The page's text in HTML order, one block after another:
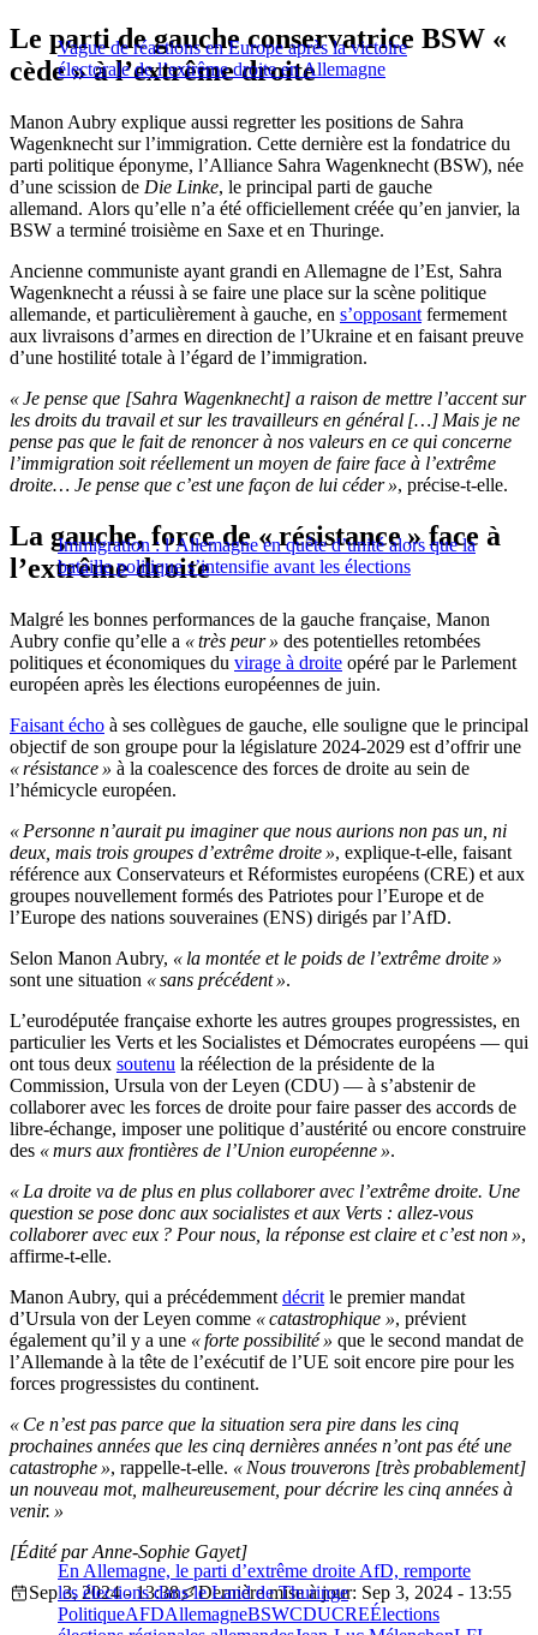
Vague de réactions en Europe après la victoire
électorale de l’extrême droite en Allemagne
Le parti de gauche conservatrice BSW «
cède » à l’extrême droite
Manon Aubry explique aussi regretter les positions de Sahra
Wagenknecht sur l’immigration. Cette dernière est la fondatrice du
parti politique éponyme, l’Alliance Sahra Wagenknecht (BSW), née
d’une scission de Die Linke, le principal parti de gauche
allemand. Alors qu’elle n’a été officiellement créée qu’en janvier, la
BSW a terminé troisième en Saxe et en Thuringe.
Ancienne communiste ayant grandi en Allemagne de l’Est, Sahra
Wagenknecht a réussi à se faire une place sur la scène politique
allemande, et particulièrement à gauche, en s’opposant fermement
aux livraisons d’armes en direction de l’Ukraine et en faisant preuve
d’une hostilité totale à l’égard de l’immigration.
« Je pense que [Sahra Wagenknecht] a raison de mettre l’accent sur
les droits du travail et sur les travailleurs en général […] Mais je ne
pense pas que le fait de renoncer à nos valeurs en ce qui concerne
l’immigration soit réellement un moyen de faire face à l’extrême
droite… Je pense que c’est une façon de lui céder », précise-t-elle.
Immigration : l’Allemagne en quête d’unité alors que la
bataille politique s’intensifie avant les élections
La gauche, force de « résistance » face à
l’extrême droite
Malgré les bonnes performances de la gauche française, Manon
Aubry confie qu’elle a « très peur » des potentielles retombées
politiques et économiques du virage à droite opéré par le Parlement
européen après les élections européennes de juin.
Faisant écho à ses collègues de gauche, elle souligne que le principal
objectif de son groupe pour la législature 2024-2029 est d’offrir une
« résistance » à la coalescence des forces de droite au sein de
l’hémicycle européen.
« Personne n’aurait pu imaginer que nous aurions non pas un, ni
deux, mais trois groupes d’extrême droite », explique-t-elle, faisant
référence aux Conservateurs et Réformistes européens (CRE) et aux
groupes nouvellement formés des Patriotes pour l’Europe et de
l’Europe des nations souveraines (ENS) dirigés par l’AfD.
Selon Manon Aubry, « la montée et le poids de l’extrême droite »
sont une situation « sans précédent ».
L’eurodéputée française exhorte les autres groupes progressistes, en
particulier les Verts et les Socialistes et Démocrates européens — qui
ont tous deux soutenu la réélection de la présidente de la
Commission, Ursula von der Leyen (CDU) — à s’abstenir de
collaborer avec les forces de droite pour faire passer des accords de
libre-échange, imposer une politique d’austérité ou encore construire
des « murs aux frontières de l’Union européenne ».
« La droite va de plus en plus collaborer avec l’extrême droite. Une
question se pose donc aux socialistes et aux Verts : allez-vous
collaborer avec eux ? Pour nous, la réponse est claire et c’est non »,
affirme-t-elle.
Manon Aubry, qui a précédemment décrit le premier mandat
d’Ursula von der Leyen comme « catastrophique », prévient
également qu’il y a une « forte possibilité » que le second mandat de
l’Allemande à la tête de l’exécutif de l’UE soit encore pire pour les
forces progressistes du continent.
« Ce n’est pas parce que la situation sera pire dans les cinq
prochaines années que les cinq dernières années n’ont pas été une
catastrophe », rappelle-t-elle. « Nous trouverons [très probablement]
un nouveau mot, malheureusement, pour décrire les cinq années à
venir. »
En Allemagne, le parti d’extrême droite AfD, remporte
les élections dans le Land de Thuringe
[Édité par Anne-Sophie Gayet]
Sep 3, 2024 - 13:38
Dernière mise à jour: Sep 3, 2024 - 13:55
PolitiqueAFDAllemagneBSWCDUCREÉlections